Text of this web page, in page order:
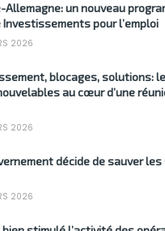
Allemagne: un nouveau
Investissements pour l’emploi
2026
blocages, solutions:
au cœur d’une
2026
décide de sauver les
2026